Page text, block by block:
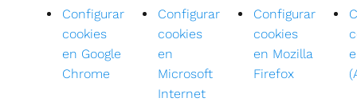
Configurar
cookies
en Google
Chrome
Configurar
cookies
en
Microsoft
Internet
Configurar
cookies
en Mozilla
Firefox